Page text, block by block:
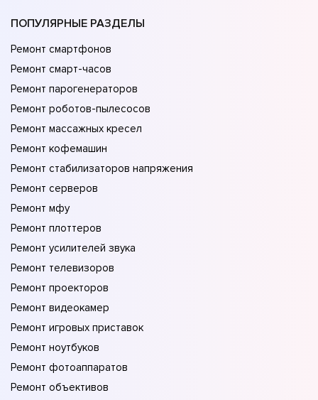
ПОПУЛЯРНЫЕ РАЗДЕЛЫ
Ремонт смартфонов
Ремонт смарт-часов
Ремонт парогенераторов
Ремонт роботов-пылесосов
Ремонт массажных кресел
Ремонт кофемашин
Ремонт стабилизаторов напряжения
Ремонт серверов
Ремонт мфу
Ремонт плоттеров
Ремонт усилителей звука
Ремонт телевизоров
Ремонт проекторов
Ремонт видеокамер
Ремонт игровых приставок
Ремонт ноутбуков
Ремонт фотоаппаратов
Ремонт объективов